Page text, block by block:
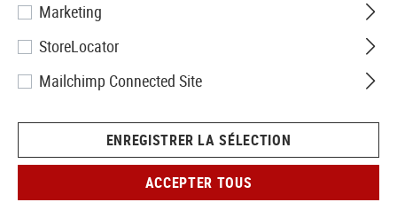
Marketing
StoreLocator
Mailchimp Connected Site
ENREGISTRER LA SÉLECTION
ACCEPTER TOUS